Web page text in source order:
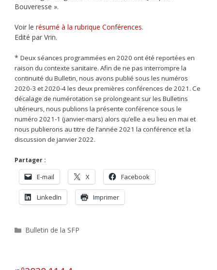
Bouveresse ».
Voir le résumé à la rubrique Conférences.
Edité par Vrin.
* Deux séances programmées en 2020 ontété reportées en
raison du contexte sanitaire. Afin de ne pas interrompre la
continuité du Bulletin, nous avons publié sous les numéros
2020-3 et 2020-4 les deux premières conférences de 2021. Ce
décalage de numérotation se prolongeant sur les Bulletins
ultérieurs, nous publions la présente conférence sous le
numéro 2021-1 (janvier-mars) alors qu’elle a eu lieu en mai et
nous publierons au titre de l’année 2021 la conférence etla
discussion de janvier 2022.
Partager :
E-mail X Facebook
LinkedIn Imprimer
Catégories
Bulletin de la SFP